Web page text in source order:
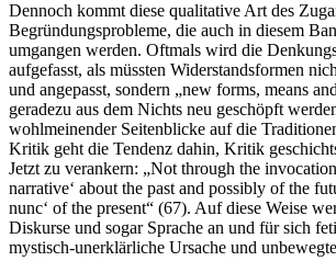
Dennoch kommt diese qualitative Art des
Begründungsprobleme, die auch in diesem
umgangen werden. Oftmals wird die
aufgefasst, als müssten Widerstandsformen
und angepasst, sondern „new forms, means
geradezu aus dem Nichts neu geschöpft
wohlmeinender Seitenblicke auf die
Kritik geht die Tendenz dahin, Kritik
Jetzt zu verankern: „Not through the
narrative‘ about the past and possibly of the
nunc‘ of the present“ (67). Auf diese Weise
Diskurse und sogar Sprache an und für sich
mystisch-unerklärliche Ursache und